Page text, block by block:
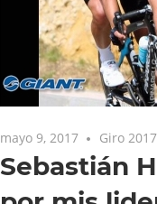
mayo 9, 2017 Giro 2017
Sebastián